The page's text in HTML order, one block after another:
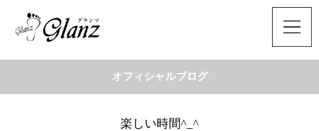
オフィシャルブログ
楽しい時間^_^